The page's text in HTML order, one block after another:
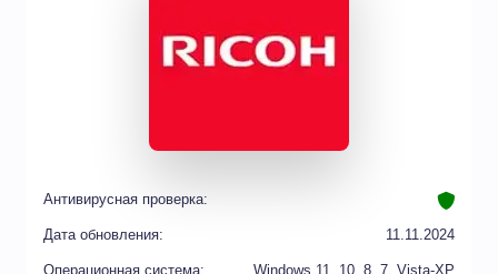
Антивирусная проверка:
Дата обновления: 11.11.2024
Операционная система: Windows 11, 10, 8, 7, Vista-XP